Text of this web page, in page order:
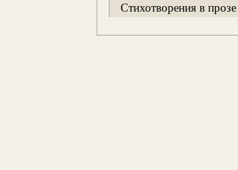
Стихотворения в прозе